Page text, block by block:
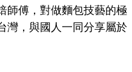
師傅，對做麵包技藝的極
灣，與國人一同分享屬於